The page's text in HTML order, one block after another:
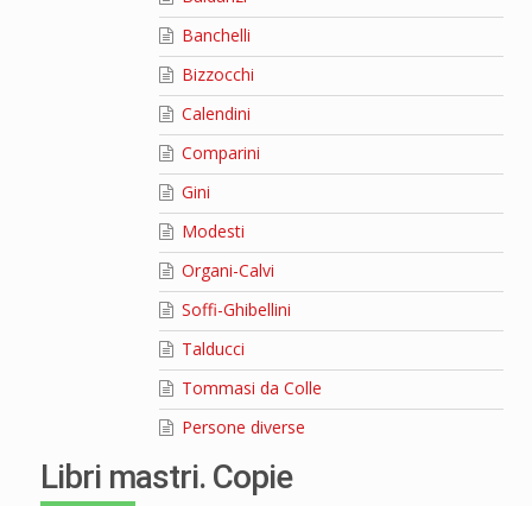
Banchelli
Bizzocchi
Calendini
Comparini
Gini
Modesti
Organi-Calvi
Soffi-Ghibellini
Talducci
Tommasi da Colle
Persone diverse
Libri mastri. Copie